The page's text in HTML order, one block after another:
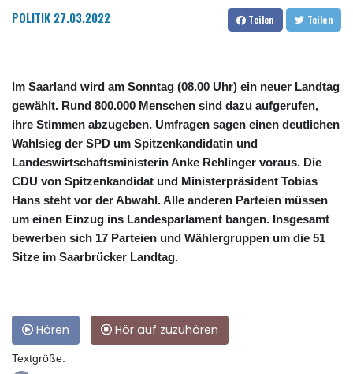
POLITIK 27.03.2022 Teilen Teilen
Im Saarland wird am Sonntag (08.00 Uhr) ein neuer Landtag
gewählt. Rund 800.000 Menschen sind dazu aufgerufen,
ihre Stimmen abzugeben. Umfragen sagen einen deutlichen
Wahlsieg der SPD um Spitzenkandidatin und
Landeswirtschaftsministerin Anke Rehlinger voraus. Die
CDU von Spitzenkandidat und Ministerpräsident Tobias
Hans steht vor der Abwahl. Alle anderen Parteien müssen
um einen Einzug ins Landesparlament bangen. Insgesamt
bewerben sich 17 Parteien und Wählergruppen um die 51
Sitze im Saarbrücker Landtag.
Hören Hör auf zuzuhören
Textgröße: